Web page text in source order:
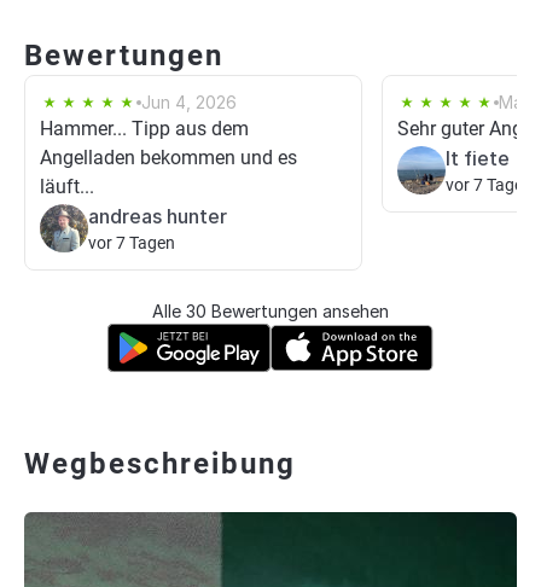
Bewertungen
Jun 4, 2026
Hammer... Tipp aus dem
Angelladen bekommen und es
läuft...
andreas hunter
vor 7 Tagen
May
Sehr guter
lt fiete
vor 7 Tagen
Alle 30 Bewertungen ansehen
Wegbeschreibung